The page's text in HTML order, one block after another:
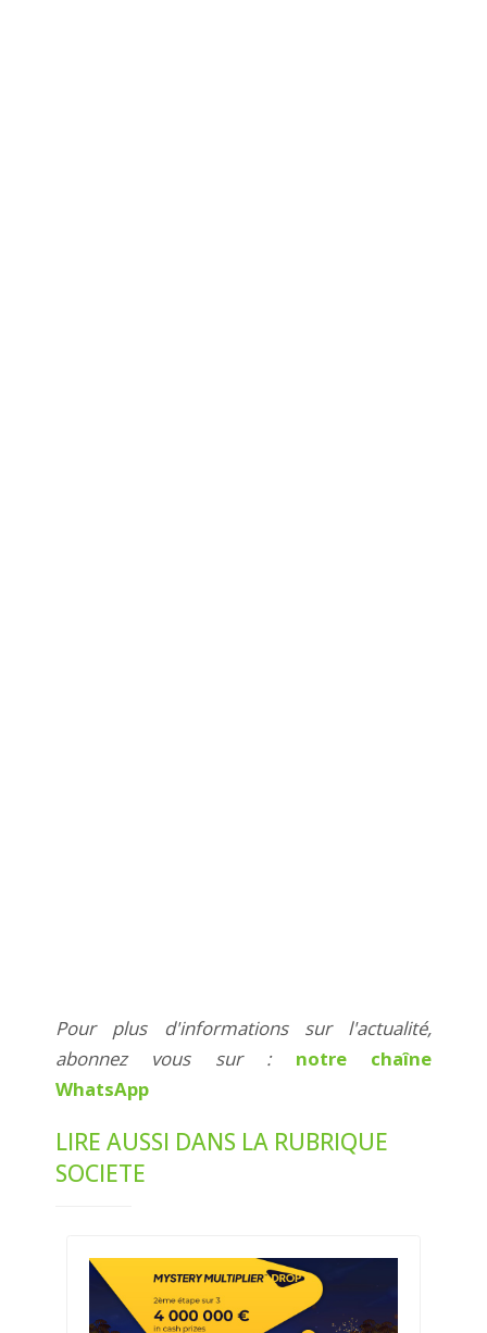
Pour plus d'informations sur l'actualité,
abonnez vous sur : notre chaîne
WhatsApp
LIRE AUSSI DANS LA RUBRIQUE
SOCIETE